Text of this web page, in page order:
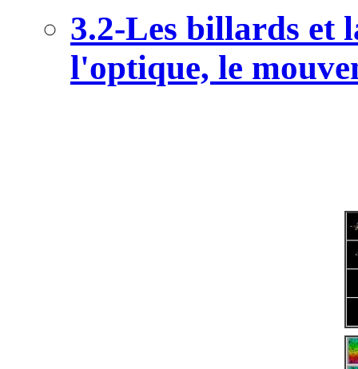
3.2-Les billards et
l'optique, le